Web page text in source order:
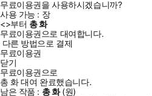
무료이용권을 사용하시겠습니까?
사용 가능 : 장
<>부터 총화
무료이용권으로 대여합니다.
다른 방법으로 결제
무료이용권
닫기
무료이용권으로
총 화대여 완료했습니다.
남은 작품 : 총화(원)